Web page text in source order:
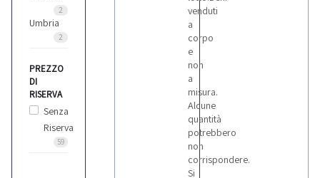
2
Umbria
2
PREZZO
DI
RISERVA
Senza
Riserva
59
venduti
a
corpo
e
non
a
misura.
Alcune
quantità
potrebbero
non
corrispondere.
Si